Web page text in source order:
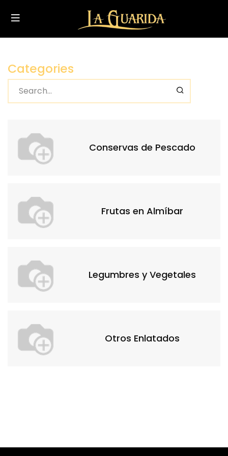
Categories
Conservas de Pescado
Frutas en Almíbar
Legumbres y Vegetales
Otros Enlatados